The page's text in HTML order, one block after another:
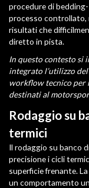
procedure di
processo controllato,
risultati che
diretto in pista.
In questo contesto si
integrato l’utilizzo
workflow tecnico per
destinati al
Rodaggio su
termici
Il rodaggio su banco
precisione i cicli
superficie frenante.
un comportamento